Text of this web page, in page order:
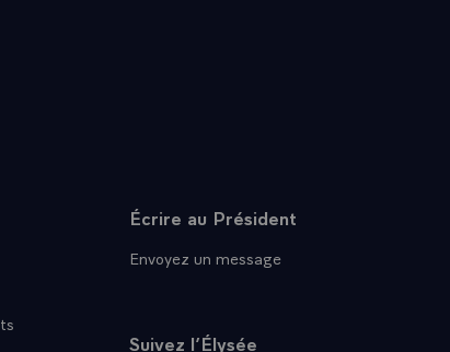
Écrire au Président
Envoyez un message
Suivez l’Élysée